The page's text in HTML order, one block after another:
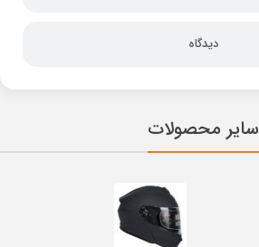
دیدگاه
سایر محصولات